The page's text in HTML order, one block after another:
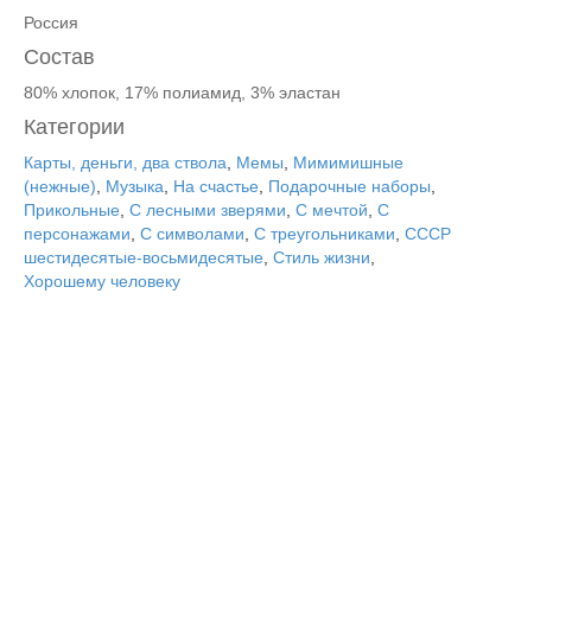
Россия
Состав
80% хлопок, 17% полиамид, 3% эластан
Категории
Карты, деньги, два ствола Мемы
Мимимишные
(нежные)
Музыка На счастье Подарочные наборы
Прикольные С лесными зверями С мечтой С
персонажами С символами С треугольниками СССР
шестидесятые-восьмидесятые Стиль жизни
Хорошему человеку